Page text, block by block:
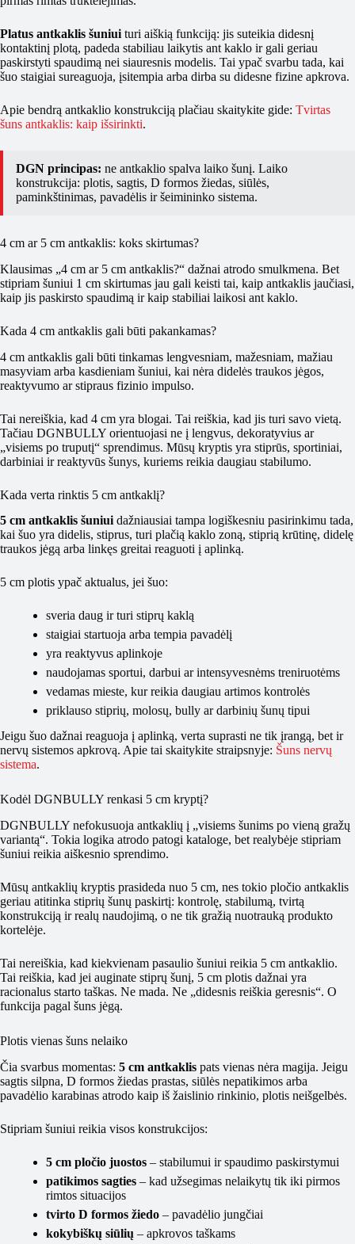
Platus antkaklis šuniui turi aiškią funkciją: jis suteikia didesnį
kontaktinį plotą, padeda stabiliau laikytis ant kaklo ir gali geriau
paskirstyti spaudimą nei siauresnis modelis. Tai ypač svarbu tada, kai
šuo staigiai sureaguoja, įsitempia arba dirba su didesne fizine apkrova.
Apie bendrą antkaklio konstrukciją plačiau skaitykite gide: Tvirtas
šuns antkaklis: kaip išsirinkti.
DGN principas: ne antkaklio spalva laiko šunį. Laiko
konstrukcija: plotis, sagtis, D formos žiedas, siūlės,
paminkštinimas, pavadėlis ir šeimininko sistema.
4 cm ar 5 cm antkaklis: koks skirtumas?
Klausimas „4 cm ar 5 cm antkaklis?“ dažnai atrodo smulkmena. Bet
stipriam šuniui 1 cm skirtumas jau gali keisti tai, kaip antkaklis jaučiasi,
kaip jis paskirsto spaudimą ir kaip stabiliai laikosi ant kaklo.
Kada 4 cm antkaklis gali būti pakankamas?
4 cm antkaklis gali būti tinkamas lengvesniam, mažesniam, mažiau
masyviam arba kasdieniam šuniui, kai nėra didelės traukos jėgos,
reaktyvumo ar stipraus fizinio impulso.
Tai nereiškia, kad 4 cm yra blogai. Tai reiškia, kad jis turi savo vietą.
Tačiau DGNBULLY orientuojasi ne į lengvus, dekoratyvius ar
„visiems po truputį“ sprendimus. Mūsų kryptis yra stiprūs, sportiniai,
darbiniai ir reaktyvūs šunys, kuriems reikia daugiau stabilumo.
Kada verta rinktis 5 cm antkaklį?
5 cm antkaklis šuniui dažniausiai tampa logiškesniu pasirinkimu tada,
kai šuo yra didelis, stiprus, turi plačią kaklo zoną, stiprią krūtinę, didelę
traukos jėgą arba linkęs greitai reaguoti į aplinką.
5 cm plotis ypač aktualus, jei šuo:
sveria daug ir turi stiprų kaklą
staigiai startuoja arba tempia pavadėlį
yra reaktyvus aplinkoje
naudojamas sportui, darbui ar intensyvesnėms treniruotėms
vedamas mieste, kur reikia daugiau artimos kontrolės
priklauso stiprių, molosų, bully ar darbinių šunų tipui
Jeigu šuo dažnai reaguoja į aplinką, verta suprasti ne tik įrangą, bet ir
nervų sistemos apkrovą. Apie tai skaitykite straipsnyje: Šuns nervų
sistema.
Kodėl DGNBULLY renkasi 5 cm kryptį?
DGNBULLY nefokusuoja antkaklių į „visiems šunims po vieną gražų
variantą“. Tokia logika atrodo patogi kataloge, bet realybėje stipriam
šuniui reikia aiškesnio sprendimo.
Mūsų antkaklių kryptis prasideda nuo 5 cm, nes tokio pločio antkaklis
geriau atitinka stiprių šunų paskirtį: kontrolę, stabilumą, tvirtą
konstrukciją ir realų naudojimą, o ne tik gražią nuotrauką produkto
kortelėje.
Tai nereiškia, kad kiekvienam pasaulio šuniui reikia 5 cm antkaklio.
Tai reiškia, kad jei auginate stiprų šunį, 5 cm plotis dažnai yra
racionalus starto taškas. Ne mada. Ne „didesnis reiškia geresnis“. O
funkcija pagal šuns jėgą.
Plotis vienas šuns nelaiko
Čia svarbus momentas: 5 cm antkaklis pats vienas nėra magija. Jeigu
sagtis silpna, D formos žiedas prastas, siūlės nepatikimos arba
pavadėlio karabinas atrodo kaip iš žaislinio rinkinio, plotis neišgelbės.
Stipriam šuniui reikia visos konstrukcijos:
5 cm pločio juostos – stabilumui ir spaudimo paskirstymui
patikimos sagties – kad užsegimas nelaikytų tik iki pirmos
rimtos situacijos
tvirto D formos žiedo – pavadėlio jungčiai
kokybiškų siūlių – apkrovos taškams